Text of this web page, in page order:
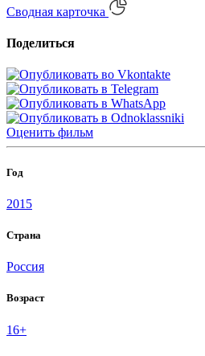
Сводная карточка
Поделиться
Оценить фильм
Год
2015
Страна
Россия
Возраст
16+